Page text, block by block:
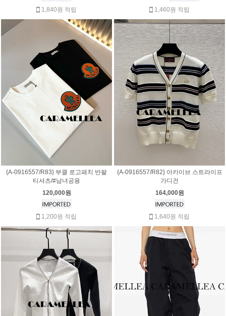
1,840원 적립 1,460원 적립
{A-0916557/R83} 부클 로고패치 반팔
티셔츠/#남녀공용
120,000원
1,200원 적립
{A-0916557/R82} 아카이브 스트라이프
가디건
164,000원
1,640원 적립